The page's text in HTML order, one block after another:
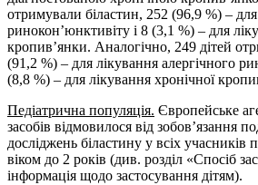
отримували біластин, 252 (96,9 %) – для
ринокон’юнктивіту і 8 (3,1 %) – для
кропив’янки. Аналогічно, 249 дітей
(91,2 %) – для лікування алергічного
(8,8 %) – для лікування хронічної
Педіатрична популяція. Європейське
засобів відмовилося від зобов’язання
досліджень біластину у всіх учасників
віком до 2 років (див. розділ «Спосіб
інформація щодо застосування дітям).